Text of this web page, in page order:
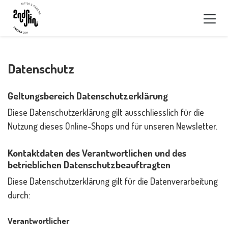
Datenschutz
Geltungsbereich Datenschutzerklärung
Diese Datenschutzerklärung gilt ausschliesslich für die
Nutzung dieses Online-Shops und für unseren Newsletter.
Kontaktdaten des Verantwortlichen und des
betrieblichen Datenschutzbeauftragten
Diese Datenschutzerklärung gilt für die Datenverarbeitung
durch:
Verantwortlicher